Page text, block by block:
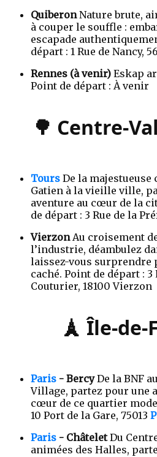
QuiberonNature brute,
à couper le souffle :
escapade
départ : 1 Rue de Nancy,
Rennes (à venir) Eskap
Point de départ : À venir
🌳 Centre-
Tours De la majestueuse
Gatien à la vieille ville,
aventure au cœur de la
de départ : 3 Rue de la
VierzonAu croisement
l’industrie, déambulez
laissez-vous surprendre
caché. Point de départ :
Couturier, 18100 Vierzon
🗼 Île-de-
Paris - BercyDe la BNF
Village, partez pour une
cœur de ce quartier
10 Port de la Gare, 75013
Paris - ChâteletDu
animées des Halles,